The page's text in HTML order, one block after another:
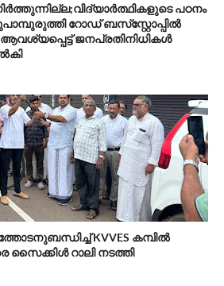
പഠനം
റോഡ് ബസ്‌സ്റ്റോപ്പിൽ
ജനപ്രതിനിധികൾ
KVVES കമ്പിൽ
സൈക്കിൾ റാലി നടത്തി